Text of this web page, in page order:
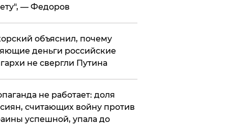
— Федоров
объяснил, почему
деньги российские
не свергли Путина
не работает: доля
считающих войну против
успешной, упала до